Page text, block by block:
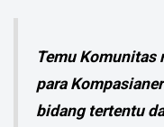
Temu Komunitas
para
bidang tertentu